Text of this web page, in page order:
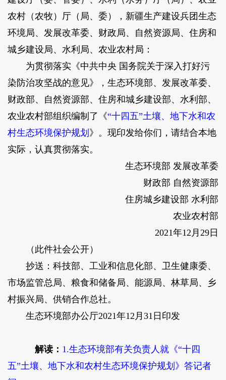
农村（农牧）厅（局、委），新疆生产建设兵团生态
环境局、发展改革委、财政局、自然资源局、住房和
城乡建设局、水利局、农业农村局：
为贯彻落实《中共中央 国务院关于深入打好污
染防治攻坚战的意见》，生态环境部、发展改革委、
财政部、自然资源部、住房和城乡建设部、水利部、
农业农村部组织编制了《“十四五”土壤、地下水和农
村生态环境保护规划 》。现印发给你们，请结合本地
实际，认真贯彻落实。
生态环境部 发展改革委
财政部 自然资源部
住房城乡建设部 水利部
农业农村部
2021年12月29日
（此件社会公开）
抄送：科技部、工业和信息化部、卫生健康委、
市场监管总局、粮食和储备局、能源局、林草局、乡
村振兴局、供销合作总社。
生态环境部办公厅2021年12月31日印发
解读： 1.生态环境部有关负责人就《“十四
五”土壤、地下水和农村生态环境保护规划》答记者